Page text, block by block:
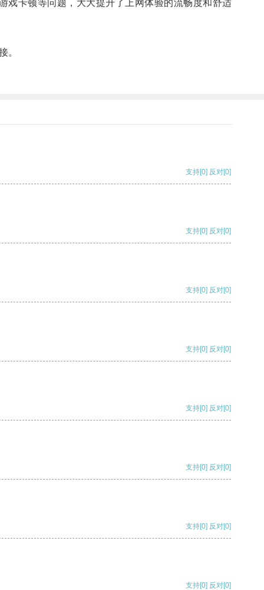
卡顿等问题，大大提升了上网体验的流畅度和舒适
。
支持[0] 反对[0]
支持[0] 反对[0]
支持[0] 反对[0]
支持[0] 反对[0]
支持[0] 反对[0]
支持[0] 反对[0]
支持[0] 反对[0]
支持[0] 反对[0]